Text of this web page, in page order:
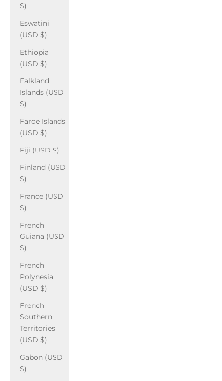
$)
Eswatini
(USD $)
Ethiopia
(USD $)
Falkland
Islands (USD
$)
Faroe Islands
(USD $)
Fiji (USD $)
Finland (USD
$)
France (USD
$)
French
Guiana (USD
$)
French
Polynesia
(USD $)
French
Southern
Territories
(USD $)
Gabon (USD
$)